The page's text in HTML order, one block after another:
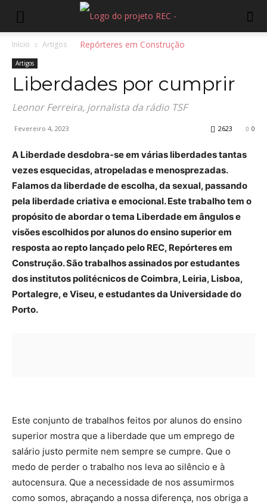
Início Artigos
Artigos
Liberdades por cumprir
Leonor Ferreira, jornalista da rádio TSF
Fevereiro 4, 2023 0
2623
A Liberdade desdobra-se em várias liberdades tantas
vezes esquecidas, atropeladas e menosprezadas.
Falamos da liberdade de escolha, da sexual, passando
pela liberdade criativa e emocional. Este trabalho tem o
propósito de abordar o tema Liberdade em ângulos e
visões escolhidos por alunos do ensino superior em
resposta ao repto lançado pelo REC, Repórteres em
Construção. São trabalhos assinados por estudantes
dos institutos politécnicos de Coimbra, Leiria, Lisboa,
Portalegre, e Viseu, e estudantes da Universidade do
Porto.
Este conjunto de trabalhos feitos por alunos do ensino
superior mostra que a liberdade que um emprego de
salário justo permite nem sempre se cumpre. Que o
medo de perder o trabalho nos leva ao silêncio e à
autocensura. Que a necessidade de nos assumirmos
como somos, abraçando a nossa diferença, nos obriga a